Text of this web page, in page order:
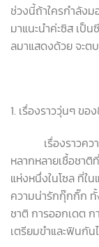
ช่วงนี้ถ้าใครกำลัง
มาแนะนำค่ะซิส เป็
ลมาแสดงด้วย จะต
1. เรื่องราววุ่นๆ ข
เรื่องราวความ
หลากหลายเชื้อชา
แห่งหนึ่งในโซล ที่ใ
ความน่ารักกุ๊กกิ๊ก
ชาติ การออกเดต
เตรียมขำและฟินกัน